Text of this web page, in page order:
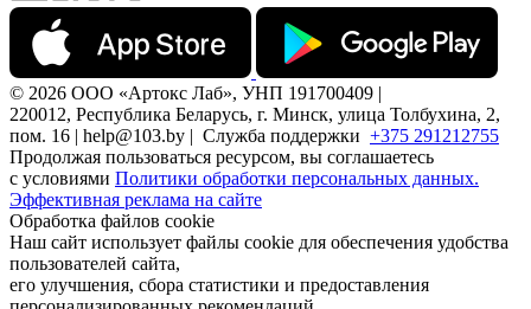
© 2026 ООО «Артокс Лаб», УНП 191700409 |
220012, Республика Беларусь, г. Минск, улица Толбухина, 2,
пом. 16 | help@103.by | Служба поддержки +375 291212755
Продолжая пользоваться ресурсом, вы соглашаетесь
с условиями Политики обработки персональных данных.
Эффективная реклама на сайте
Обработка файлов cookie
Наш сайт использует файлы cookie для обеспечения удобства
пользователей сайта,
его улучшения, сбора статистики и предоставления